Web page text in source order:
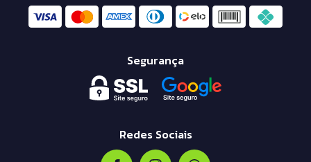
Segurança
Redes Sociais